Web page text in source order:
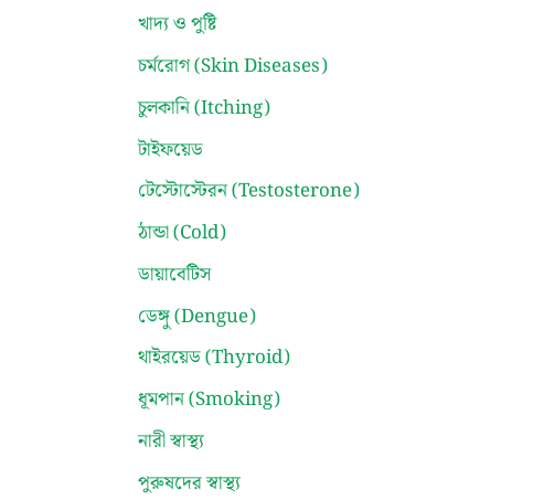
খাদ্য ও পুষ্টি
চর্মরোগ (Skin Diseases)
চুলকানি (Itching)
টাইফয়েড
টেস্টোস্টেরন (Testosterone)
ঠান্ডা (Cold)
ডায়াবেটিস
ডেঙ্গু (Dengue)
থাইরয়েড (Thyroid)
ধূমপান (Smoking)
নারী স্বাস্থ্য
পুরুষদের স্বাস্থ্য